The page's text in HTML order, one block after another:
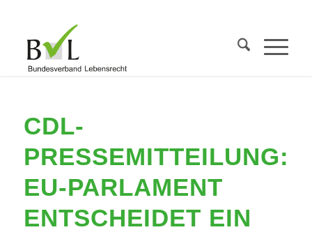
CDL-
PRESSEMITTEILUNG:
EU-PARLAMENT
ENTSCHEIDET EIN